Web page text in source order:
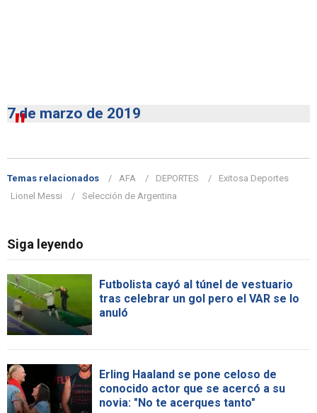
7 de marzo de 2019
Temas relacionados AFA DEPORTES
Exitosa Deportes
Lionel Messi
Selección de Argentina
Siga leyendo
Futbolista cayó al túnel de vestuario
tras celebrar un gol pero el VAR se lo
anuló
Erling Haaland se pone celoso de
conocido actor que se acercó a su
novia: "No te acerques tanto"